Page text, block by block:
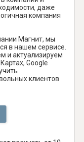
даже
компания
Магнит, мы
в нашем сервисе.
и актуализируем
Google
клиентов